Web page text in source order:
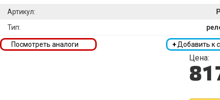
Артикул:
Тип:
+Добавить к
Посмотреть аналоги
Цена: